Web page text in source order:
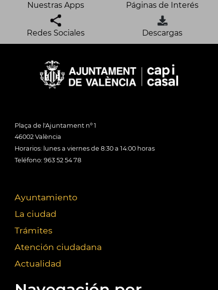
Nuestras Apps Páginas de Interés
Redes Sociales Descargas
Plaça de l'Ajuntament nº 1
46002 València
Horarios: lunes a viernes de 8:30 a 14:00 horas
Teléfono: 963 52 54 78
Ayuntamiento
La ciudad
Trámites
Atención ciudadana
Actualidad